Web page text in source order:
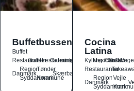
Buffetbussen
Buffet
Restauranter
Buffetrestauranter
Catering
Danmark
Region
Syddanmark
Tønder
Kommune
Skærbæk
Cocina
Latina
Kylling
Mexicansk
OstSalat
Taco
Restauranter
Danmark
Region
Syddanmark
Vejle